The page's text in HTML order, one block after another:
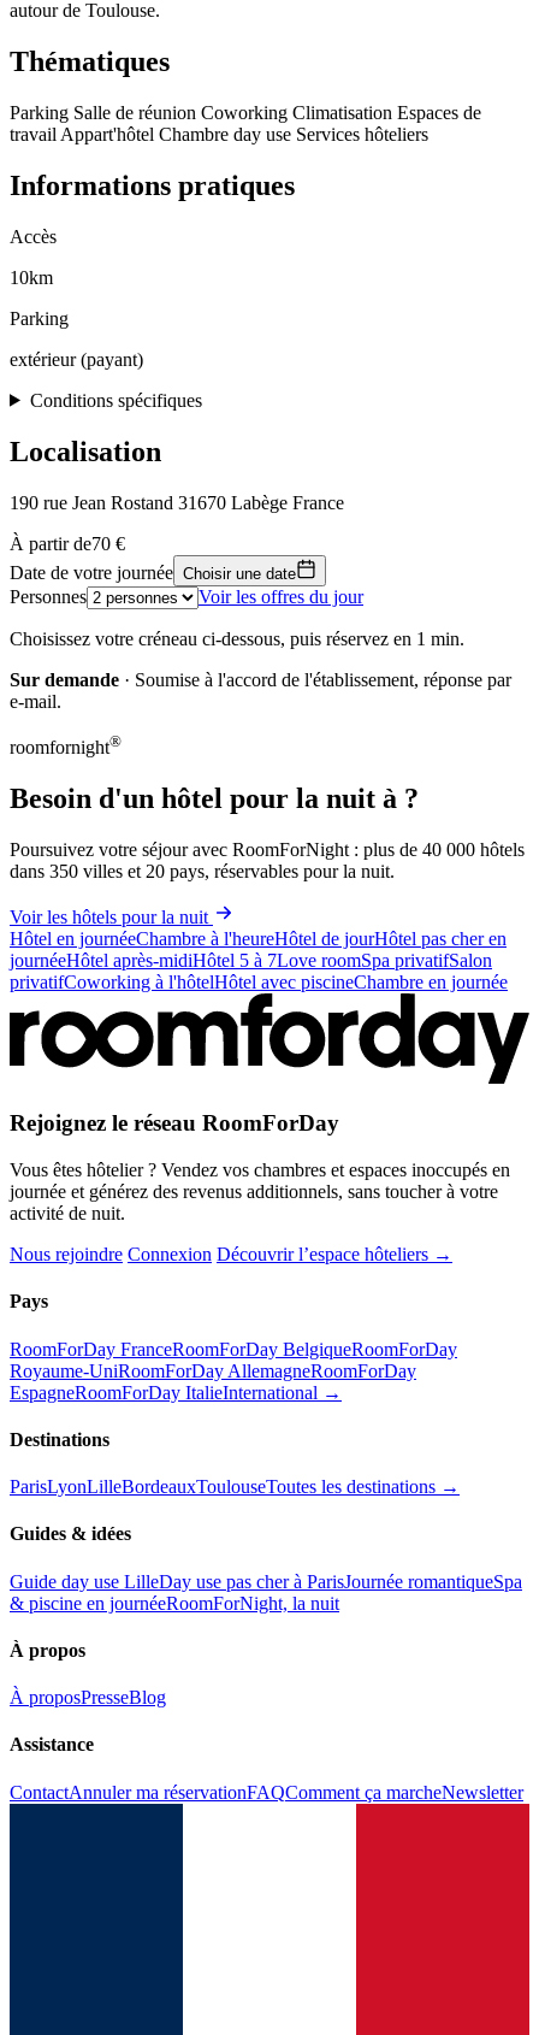
autour de Toulouse.
Thématiques
Parking Salle de réunion Coworking Climatisation Espaces de
travail Appart'hôtel Chambre day use Services hôteliers
Informations pratiques
Accès
10km
Parking
extérieur (payant)
Conditions spécifiques
Localisation
190 rue Jean Rostand 31670 Labège France
70 €
+
−
À partir de70 €
Date de votre journée Choisir une date
Personnes Voir les offres du jour
Choisissez votre créneau ci-dessous, puis réservez en 1 min.
Sur demande · Soumise à l'accord de l'établissement, réponse par
e-mail.
roomfornight®
Besoin d'un hôtel pour la nuit à ?
Poursuivez votre séjour avec RoomForNight : plus de 40 000 hôtels
dans 350 villes et 20 pays, réservables pour la nuit.
Voir les hôtels pour la nuit
Hôtel en journéeChambre à l'heureHôtel de jourHôtel pas cher en
journéeHôtel après-midiHôtel 5 à 7Love roomSpa privatifSalon
privatifCoworking à l'hôtelHôtel avec piscineChambre en journée
Rejoignez le réseau RoomForDay
Vous êtes hôtelier ? Vendez vos chambres et espaces inoccupés en
journée et générez des revenus additionnels, sans toucher à votre
activité de nuit.
Nous rejoindre Connexion Découvrir l’espace hôteliers →
Pays
RoomForDay FranceRoomForDay BelgiqueRoomForDay
Royaume-UniRoomForDay AllemagneRoomForDay
EspagneRoomForDay ItalieInternational →
Destinations
ParisLyonLilleBordeauxToulouseToutes les destinations →
Guides & idées
Guide day use LilleDay use pas cher à ParisJournée romantiqueSpa
& piscine en journéeRoomForNight, la nuit
À propos
À proposPresseBlog
Assistance
ContactAnnuler ma réservationFAQComment ça marcheNewsletter